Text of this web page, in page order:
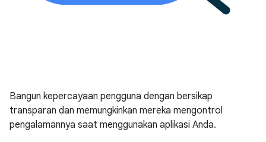
Bangun kepercayaan pengguna dengan bersikap
transparan dan memungkinkan mereka mengontrol
pengalamannya saat menggunakan aplikasi Anda.